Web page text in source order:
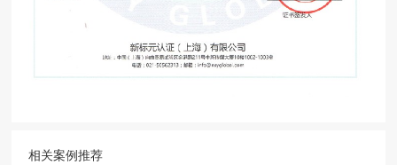
相关案例推荐